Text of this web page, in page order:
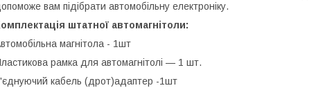
вам підібрати автомобільну електроніку.
штатної автомагнітоли:
магнітола - 1шт
рамка для автомагнітолі — 1 шт.
кабель (дрот)адаптер -1шт